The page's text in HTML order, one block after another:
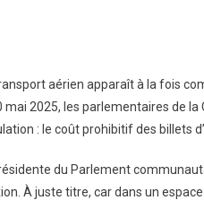
aérien apparaît à la fois
2025, les parlementaires de la
: le coût prohibitif des billets
du Parlement
À juste titre, car dans un